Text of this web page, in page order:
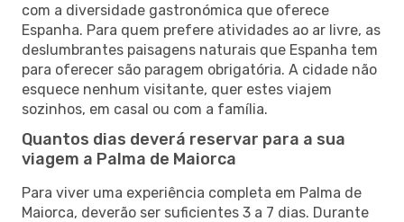
com a diversidade gastronómica que oferece
Espanha. Para quem prefere atividades ao ar livre, as
deslumbrantes paisagens naturais que Espanha tem
para oferecer são paragem obrigatória. A cidade não
esquece nenhum visitante, quer estes viajem
sozinhos, em casal ou com a família.
Quantos dias deverá reservar para a sua
viagem a Palma de Maiorca
Para viver uma experiência completa em Palma de
Maiorca, deverão ser suficientes 3 a 7 dias. Durante